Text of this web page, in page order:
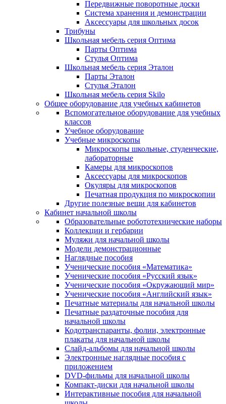
Передвижные поворотные доски
Система хранения и демонстрации
Аксессуары для школьных досок
Трибуны
Школьная мебель серия Оптима
Парты Оптима
Стулья Оптима
Школьная мебель серия Эталон
Парты Эталон
Стулья Эталон
Школьная мебель серия Skilo
Общее оборудование для учебных кабинетов
Вспомогательное оборудование для учебных
классов
Учебное оборудование
Учебные микроскопы
Микроскопы школьные, студенческие,
лабораторные
Камеры для микроскопов
Аксессуары для микроскопов
Окуляры для микроскопов
Печатная продукция по микроскопии
Другие полезные вещи для кабинетов
Кабинет начальной школы
Образовательные робототехнические наборы
Коллекции и гербарии
Муляжи для начальной школы
Модели демонстрационные
Наглядные пособия
Ученические пособия «Математика»
Ученические пособия «Русский язык»
Ученические пособия «Окружающий мир»
Ученические пособия «Английский язык»
Печатные материалы для начальной школы
Печатные раздаточные пособия для
начальной школы
Кодотранспаранты, фолии, электронные
плакаты для начальной школы
Слайд-альбомы для начальной школы
Электронные наглядные пособия с
приложением
DVD-фильмы для начальной школы
Компакт-диски для начальной школы
Интерактивные пособия для начальной